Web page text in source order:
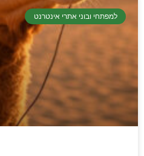
למפתחי ובוני אתרי אינטרנט